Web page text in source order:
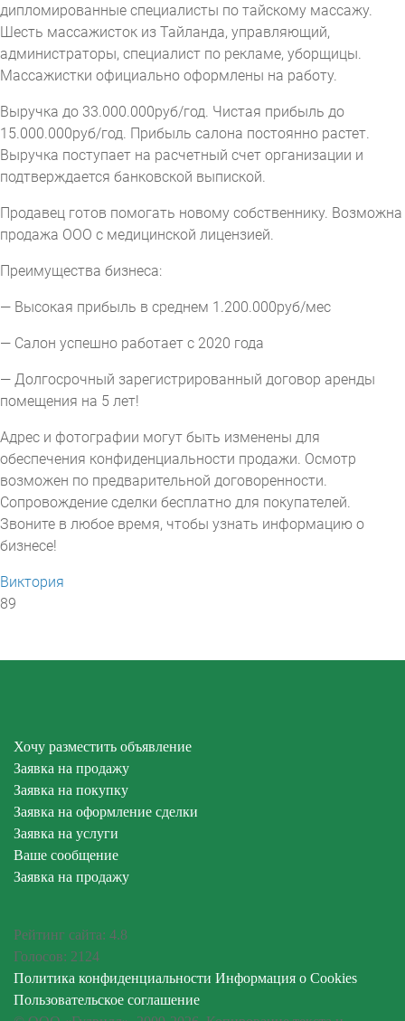
дипломированные специалисты по тайскому массажу.
Шесть массажисток из Тайланда, управляющий,
администраторы, специалист по рекламе, уборщицы.
Массажистки официально оформлены на работу.
Выручка до 33.000.000руб/год. Чистая прибыль до
15.000.000руб/год. Прибыль салона постоянно растет.
Выручка поступает на расчетный счет организации и
подтверждается банковской выпиской.
Продавец готов помогать новому собственнику. Возможна
продажа ООО с медицинской лицензией.
Преимущества бизнеса:
— Высокая прибыль в среднем 1.200.000руб/мес
— Салон успешно работает с 2020 года
— Долгосрочный зарегистрированный договор аренды
помещения на 5 лет!
Адрес и фотографии могут быть изменены для
обеспечения конфиденциальности продажи. Осмотр
возможен по предварительной договоренности.
Сопровождение сделки бесплатно для покупателей.
Звоните в любое время, чтобы узнать информацию о
бизнесе!
Виктория
89
Хочу разместить объявление
Заявка на продажу
Заявка на покупку
Заявка на оформление сделки
Заявка на услуги
Ваше сообщение
Заявка на продажу
Рейтинг сайта: 4.8
Голосов: 2124
Политика конфиденциальности Информация о Cookies
Пользовательское соглашение